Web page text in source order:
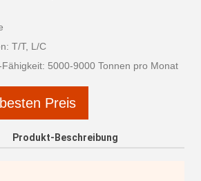
T/T, L/C
5000-9000 Tonnen pro Monat
Preis
Produkt-Beschreibung